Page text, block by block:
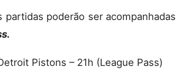
partidas poderão ser acompanhadas
Pistons – 21h (League Pass)